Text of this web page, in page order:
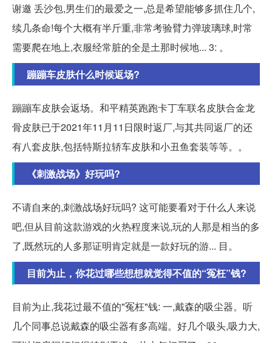
谢邀 丢沙包,男生们的最爱之一,总是希望能够多抓住几个,
续几条命!每个大概有半斤重,非常考验臂力弹玻璃球,时常
需要爬在地上,衣服经常脏的全是土那时候地... 3: 。
蹦蹦车皮肤什么时候返场?
蹦蹦车皮肤会返场。和平精英跑跑卡丁车联名皮肤合金龙
骨皮肤已于2021年11月11日限时返厂,与其共同返厂的还
有八套皮肤,包括特斯拉轿车皮肤和小丑鱼套装等等。。
《刺激战场》好玩吗?
不请自来的,刺激战场好玩吗? 这可能要看对于什么人来说
吧,但从目前这款游戏的火热程度来说,玩的人那是相当的多
了,既然玩的人多那证明肯定就是一款好玩的游... 目。
目前为止，你花过哪些想想就觉得不值的“冤枉”钱?
目前为止,我花过最不值的"冤枉"钱: 一,戴森的吸尘器。听
几个同事总说戴森的吸尘器有多高端。好几个吸头,吸力大,